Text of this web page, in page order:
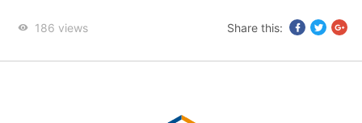
186 views Share this: